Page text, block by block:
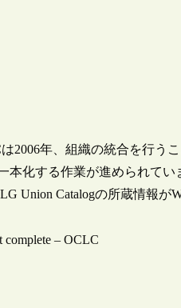
2006年、組織の統合を行う
本化する作業が進められて
Union Catalogの所蔵情報が
complete – OCLC